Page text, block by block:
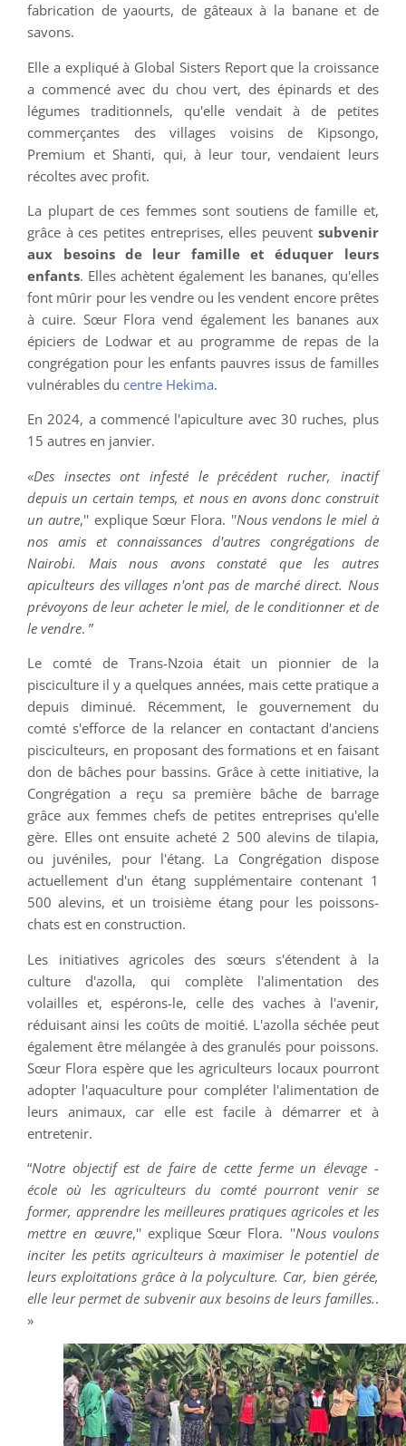
fabrication de yaourts, de gâteaux à la banane et de
savons.
Elle a expliqué à Global Sisters Report que la croissance
a commencé avec du chou vert, des épinards et des
légumes traditionnels, qu'elle vendait à de petites
commerçantes des villages voisins de Kipsongo,
Premium et Shanti, qui, à leur tour, vendaient leurs
récoltes avec profit.
La plupart de ces femmes sont soutiens de famille et,
grâce à ces petites entreprises, elles peuvent subvenir
aux besoins de leur famille et éduquer leurs
enfants. Elles achètent également les bananes, qu'elles
font mûrir pour les vendre ou les vendent encore prêtes
à cuire. Sœur Flora vend également les bananes aux
épiciers de Lodwar et au programme de repas de la
congrégation pour les enfants pauvres issus de familles
vulnérables du centre Hekima.
En 2024, a commencé l'apiculture avec 30 ruches, plus
15 autres en janvier.
«Des insectes ont infesté le précédent rucher, inactif
depuis un certain temps, et nous en avons donc construit
un autre,'' explique Sœur Flora. ''Nous vendons le miel à
nos amis et connaissances d'autres congrégations de
Nairobi. Mais nous avons constaté que les autres
apiculteurs des villages n'ont pas de marché direct. Nous
prévoyons de leur acheter le miel, de le conditionner et de
le vendre. ”
Le comté de Trans-Nzoia était un pionnier de la
pisciculture il y a quelques années, mais cette pratique a
depuis diminué. Récemment, le gouvernement du
comté s'efforce de la relancer en contactant d'anciens
pisciculteurs, en proposant des formations et en faisant
don de bâches pour bassins. Grâce à cette initiative, la
Congrégation a reçu sa première bâche de barrage
grâce aux femmes chefs de petites entreprises qu'elle
gère. Elles ont ensuite acheté 2 500 alevins de tilapia,
ou juvéniles, pour l'étang. La Congrégation dispose
actuellement d'un étang supplémentaire contenant 1
500 alevins, et un troisième étang pour les poissons-
chats est en construction.
Les initiatives agricoles des sœurs s'étendent à la
culture d'azolla, qui complète l'alimentation des
volailles et, espérons-le, celle des vaches à l'avenir,
réduisant ainsi les coûts de moitié. L'azolla séchée peut
également être mélangée à des granulés pour poissons.
Sœur Flora espère que les agriculteurs locaux pourront
adopter l'aquaculture pour compléter l'alimentation de
leurs animaux, car elle est facile à démarrer et à
entretenir.
“Notre objectif est de faire de cette ferme un élevage -
école où les agriculteurs du comté pourront venir se
former, apprendre les meilleures pratiques agricoles et les
mettre en œuvre,'' explique Sœur Flora. ''Nous voulons
inciter les petits agriculteurs à maximiser le potentiel de
leurs exploitations grâce à la polyculture. Car, bien gérée,
elle leur permet de subvenir aux besoins de leurs familles..
»